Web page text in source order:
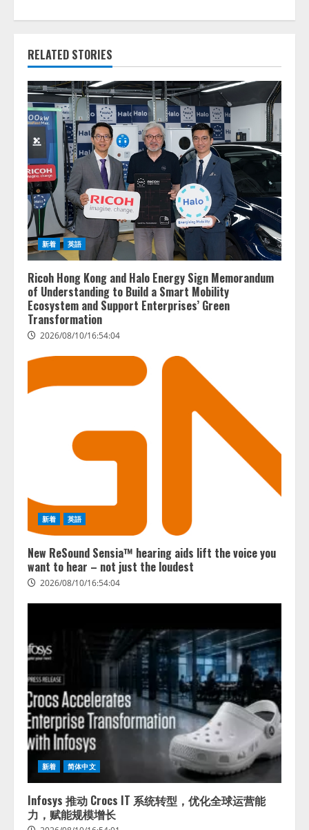
RELATED STORIES
新着 英語
Ricoh Hong Kong and Halo Energy Sign Memorandum
of Understanding to Build a Smart Mobility
Ecosystem and Support Enterprises’ Green
Transformation
2026/08/10/16:54:04
新着 英語
New ReSound Sensia™ hearing aids lift the voice you
want to hear – not just the loudest
2026/08/10/16:54:04
新着 简体中文
Infosys 推动 Crocs IT 系统转型，优化全球运营能
力，赋能规模增长
2
病院向け生成AIサービス「OPTiM
AI ホスピタル」、 病歴要約を自
動生成する新機能を提供開始
2026/08/10/12:53:44
3
AIデータセンター市場は2035年に
1,975億7000万米ドルへ、AI需要
拡大とデータ処理能力強化で市場
成長が加速